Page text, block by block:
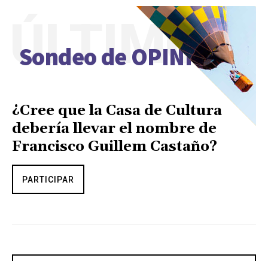
Sondeo de OPINIÓN
ÚLTIMO
¿Cree que la Casa de Cultura
debería llevar el nombre de
Francisco Guillem Castaño?
PARTICIPAR